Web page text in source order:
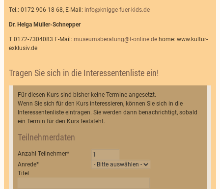
Tel.: 0172 906 18 68, E-Mail: info@knigge-fuer-kids.de
Dr. Helga Müller-Schnepper
T 0172-7304083 E-Mail: museumsberatung@t-online.de home: www.kultur-
exklusiv.de
Tragen Sie sich in die Interessentenliste ein!
Für diesen Kurs sind bisher keine Termine angesetzt.
Wenn Sie sich für den Kurs interessieren, können Sie sich in die
Interessentenliste eintragen. Sie werden dann benachrichtigt, sobald
ein Termin für den Kurs feststeht.
Teilnehmerdaten
Anzahl Teilnehmer*
Anrede*
Titel